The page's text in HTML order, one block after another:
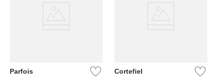
Parfois
Cortefiel